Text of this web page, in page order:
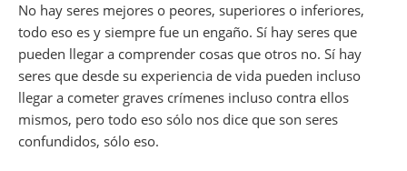
No hay seres mejores o peores, superiores o inferiores,
todo eso es y siempre fue un engaño. Sí hay seres que
pueden llegar a comprender cosas que otros no. Sí hay
seres que desde su experiencia de vida pueden incluso
llegar a cometer graves crímenes incluso contra ellos
mismos, pero todo eso sólo nos dice que son seres
confundidos, sólo eso.